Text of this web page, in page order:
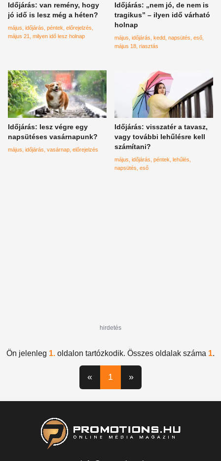
Időjárás: van remény, hogy
jó idő is lesz még a héten?
május időjárás péntek előrejelzés
május 21
milyen idő lesz holnap
Időjárás: „nem jó, de nem is
tragikus” – ilyen idő várható
holnap
május időjárás kedd napsütés eső
május 18 riasztás
Időjárás: lesz végre egy
napsütéses vasárnapunk?
május időjárás vasárnap előrejelzés
Időjárás: visszatér a tavasz,
vagy további lehűlésre kell
számítani?
május időjárás péntek lehűlés
napsütés eső
hirdetés
Ön jelenleg 1. oldalon tartózkodik. Összes oldalak száma 1.
« 1 »